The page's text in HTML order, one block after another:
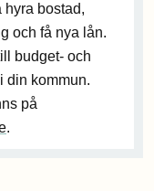
hyra bostad,
och få nya lån.
budget- och
din kommun.
på
.